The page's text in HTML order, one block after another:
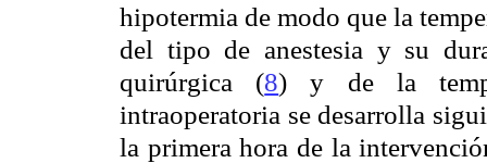
hipotermia de modo que la
del tipo de anestesia y su
quirúrgica (8) y de la
intraoperatoria se desarrolla
la primera hora de la